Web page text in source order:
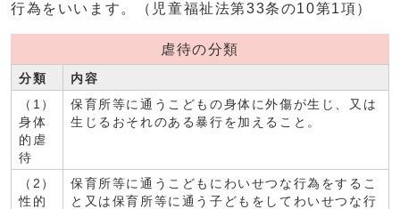
行為をいいます。（児童福祉法第33条の10第1項）
虐待の分類
分類
内容
（1）
身体
的虐
待
保育所等に通うこどもの身体に外傷が生じ、又は
生じるおそれのある暴行を加えること。
（2）
性的
保育所等に通うこどもにわいせつな行為をするこ
と又は保育所等に通う子どもをしてわいせつな行